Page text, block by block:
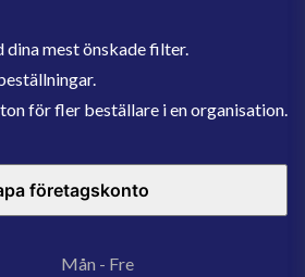
dina mest önskade filter.
för fler beställare i en organisation.
företagskonto
Mån - Fre